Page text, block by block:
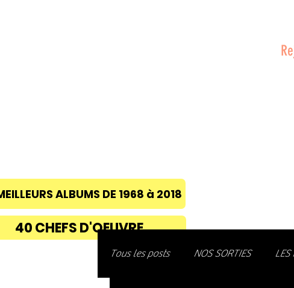
ALBUMS DE 1968 à 2018
Découvrez
40 CHEFS D'OEUVRE
Tous les posts NOS SORTIES LES